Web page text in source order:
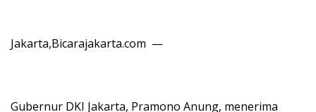
Jakarta,Bicarajakarta.com —
Gubernur DKI Jakarta, Pramono Anung, menerima